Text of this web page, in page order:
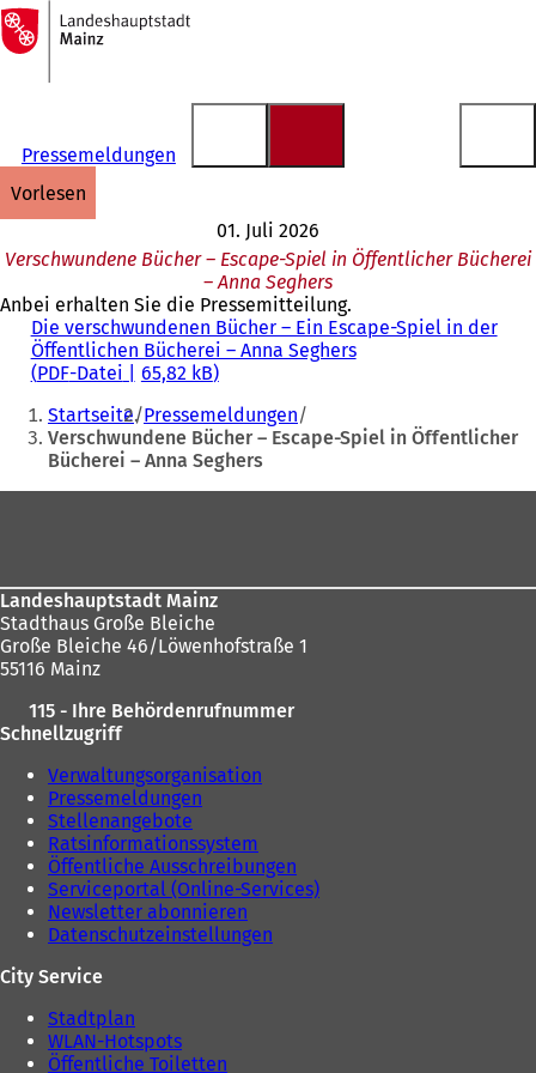
Inhalt anspringen
Zur
Startseite
Pressemeldungen
vorlesen
01. Juli 2026
Verschwundene Bücher – Escape-Spiel in Öffentlicher Bücherei
– Anna Seghers
Anbei erhalten Sie die Pressemitteilung.
Die verschwundenen Bücher – Ein Escape-Spiel in der
Öffentlichen Bücherei – Anna Seghers
PDF-Datei 65,82 kB
Sie
befinden
sich
hier:
Startseite Pressemeldungen
Verschwundene Bücher – Escape-Spiel in Öffentlicher
Bücherei – Anna Seghers
Landeshauptstadt Mainz
Stadthaus Große Bleiche
Große Bleiche 46/Löwenhofstraße 1
55116 Mainz
115 - Ihre Behördenrufnummer
Schnellzugriff
Verwaltungsorganisation
Pressemeldungen
Stellenangebote
Ratsinformationssystem
Öffentliche Ausschreibungen
Serviceportal (Online-Services)
Newsletter abonnieren
Datenschutzeinstellungen
City Service
Stadtplan
WLAN-Hotspots
Öffentliche Toiletten